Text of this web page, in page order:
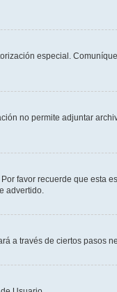
especial.
no permite adjuntar
favor recuerde que esta
advertido.
a través de ciertos pasos